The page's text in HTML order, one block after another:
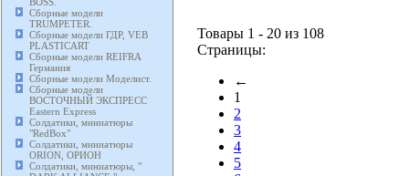
Сборные модели
TRUMPETER.
Сборные модели ГДР, VEB
PLASTICART
Сборные модели REIFRA
Германия
Сборные модели Моделист.
Сборные модели
ВОСТОЧНЫЙ ЭКСПРЕСС
Eastern Express
Солдатики, миниатюры
"RedBox"
Солдатики, миниатюры
ORION, ОРИОН
Солдатики, миниатюры, "
Товары 1 - 20 из 108
Страницы:
←
1
2
3
4
5